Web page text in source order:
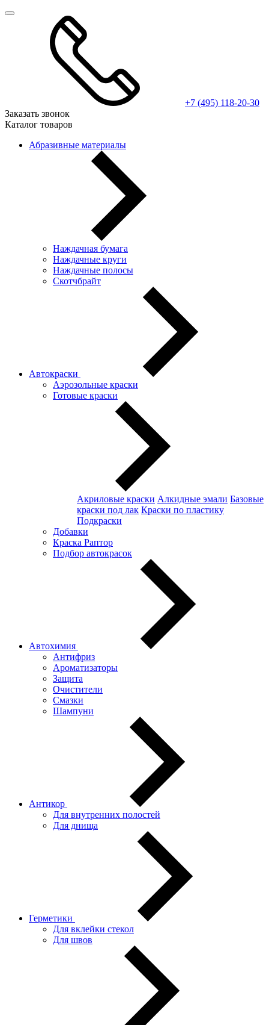
+7 (495) 118-20-30
Заказать звонок
Каталог товаров
Абразивные материалы
Наждачная бумага
Наждачные круги
Наждачные полосы
Скотчбрайт
Автокраски
Аэрозольные краски
Готовые краски
Акриловые краски Алкидные эмали Базовые
краски под лак Краски по пластику
Подкраски
Добавки
Краска Раптор
Подбор автокрасок
Автохимия
Антифриз
Ароматизаторы
Защита
Очистители
Смазки
Шампуни
Антикор
Для внутренних полостей
Для днища
Герметики
Для вклейки стекол
Для швов